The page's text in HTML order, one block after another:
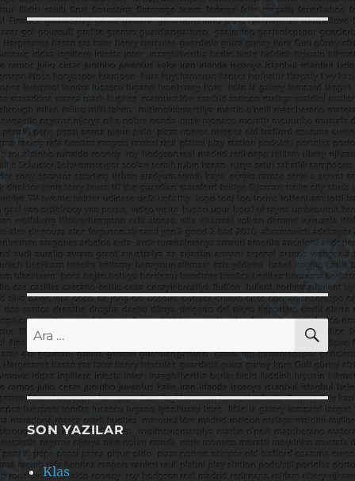
Ara:
SON YAZILAR
Klas